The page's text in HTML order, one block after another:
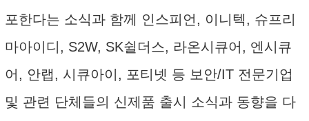
포한다는 소식과 함께 인스피언, 이니텍, 슈프리
마아이디, S2W, SK쉴더스, 라온시큐어, 엔시큐
어, 안랩, 시큐아이, 포티넷 등 보안/IT 전문기업
및 관련 단체들의 신제품 출시 소식과 동향을 다